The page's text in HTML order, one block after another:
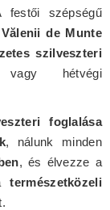
szépségű
Vălenii de Munte
szilveszteri
hétvégi
foglalása
, nálunk minden
, és élvezze a
természetközeli